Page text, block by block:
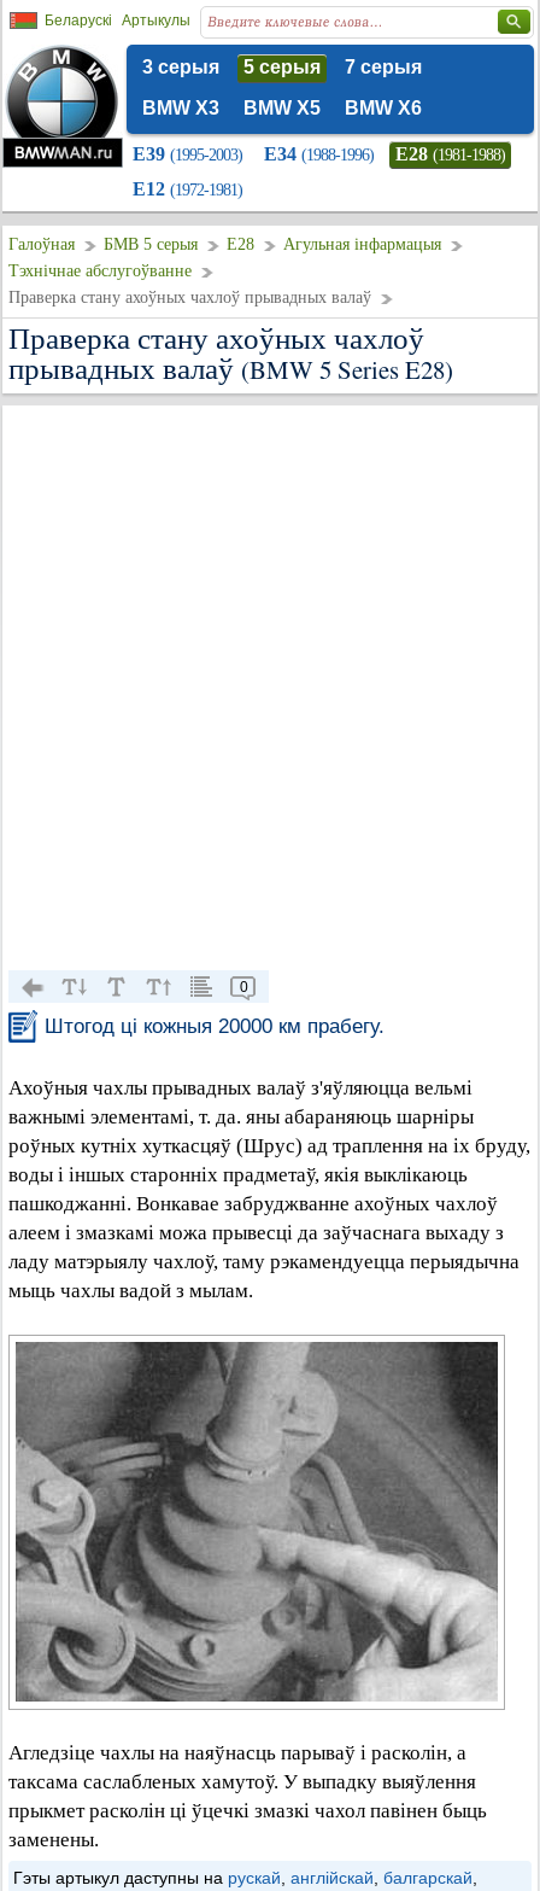
Беларускі Артыкулы
3 серыя 5 серыя
7 серыя
BMW X3
BMW X5 BMW X6
E39 (1995-2003) E34 (1988-1996) E28 (1981-1988)
E12 (1972-1981)
Галоўная БМВ 5 серыя E28
Агульная інфармацыя
Тэхнічнае абслугоўванне
Праверка стану ахоўных чахлоў прывадных валаў
Праверка стану ахоўных чахлоў
прывадных валаў (BMW 5 Series E28)
0
Штогод ці кожныя 20000 км прабегу.
Ахоўныя чахлы прывадных валаў з'яўляюцца вельмі
важнымі элементамі, т. да. яны абараняюць шарніры
роўных кутніх хуткасцяў (Шрус) ад траплення на іх бруду,
воды і іншых старонніх прадметаў, якія выклікаюць
пашкоджанні. Вонкавае забруджванне ахоўных чахлоў
алеем і змазкамі можа прывесці да заўчаснага выхаду з
ладу матэрыялу чахлоў, таму рэкамендуецца перыядычна
мыць чахлы вадой з мылам.
Агледзіце чахлы на наяўнасць парываў і расколін, а
таксама саслабленых хамутоў. У выпадку выяўлення
прыкмет расколін ці ўцечкі змазкі чахол павінен быць
заменены.
Гэты артыкул даступны на рускай англійскай балгарскай